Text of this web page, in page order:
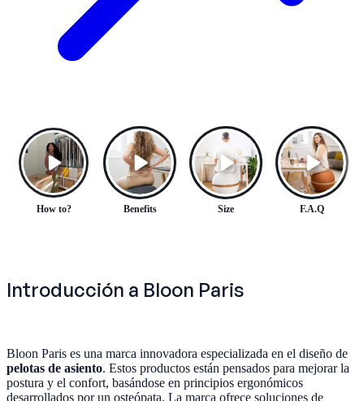
How to? Benefits Size F.A.Q
Introducción a Bloon Paris
Bloon Paris es una marca innovadora especializada en el diseño de
pelotas de asiento. Estos productos están pensados para mejorar la
postura y el confort, basándose en principios ergonómicos
desarrollados por un osteópata. La marca ofrece soluciones de